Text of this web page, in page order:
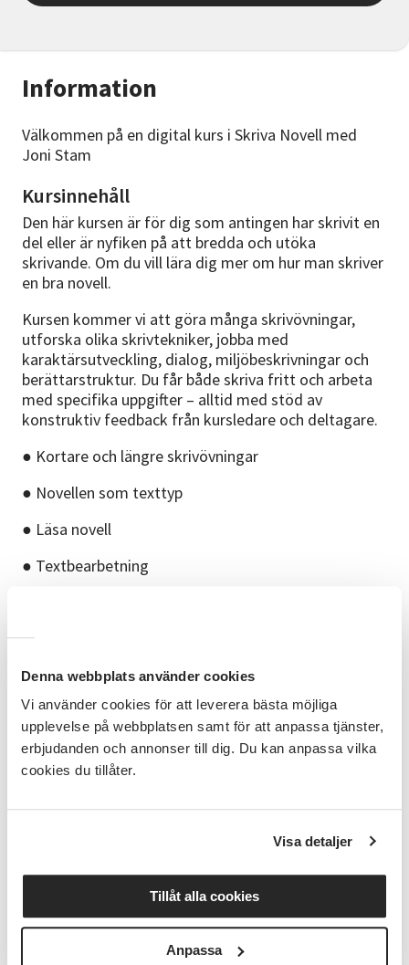
Denna webbplats använder cookies
Vi använder cookies för att leverera bästa möjliga
upplevelse på webbplatsen samt för att anpassa tjänster,
erbjudanden och annonser till dig. Du kan anpassa vilka
cookies du tillåter.
Visa detaljer
Tillåt alla cookies
Anpassa
Information
Välkommen på en digital kurs i Skriva Novell med
Joni Stam
Kursinnehåll
Den här kursen är för dig som antingen har skrivit en
del eller är nyfiken på att bredda och utöka
skrivande. Om du vill lära dig mer om hur man skriver
en bra novell.
Kursen kommer vi att göra många skrivövningar,
utforska olika skrivtekniker, jobba med
karaktärsutveckling, dialog, miljöbeskrivningar och
berättarstruktur. Du får både skriva fritt och arbeta
med specifika uppgifter – alltid med stöd av
konstruktiv feedback från kursledare och deltagare.
● Kortare och längre skrivövningar
● Novellen som texttyp
● Läsa novell
● Textbearbetning
● Karaktärsskildring
● Miljöbeskrivning
● Intrig
● Dialog - monolog
Bli bättre på att skriva novell och ha roligt med